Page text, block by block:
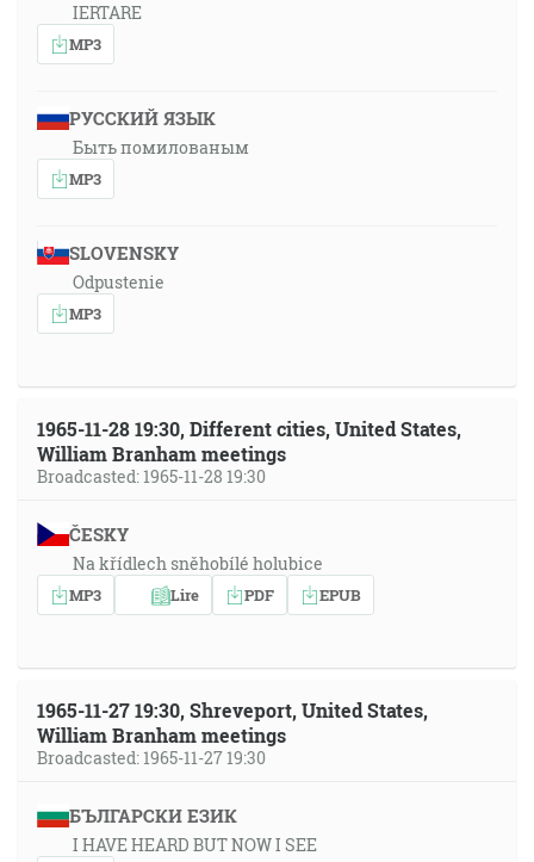
IERTARE
MP3
РУССКИЙ ЯЗЫК
Быть помилованым
MP3
SLOVENSKY
Odpustenie
MP3
1965-11-28 19:30, Different cities, United States,
William Branham meetings
Broadcasted: 1965-11-28 19:30
ČESKY
Na křídlech sněhobílé holubice
MP3 Lire PDF EPUB
1965-11-27 19:30, Shreveport, United States,
William Branham meetings
Broadcasted: 1965-11-27 19:30
БЪЛГАРСКИ ЕЗИК
I HAVE HEARD BUT NOW I SEE